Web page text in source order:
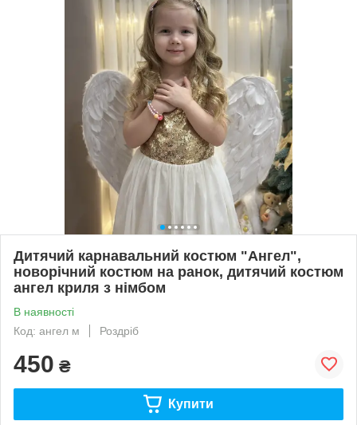
Дитячий карнавальний костюм "Ангел",
новорічний костюм на ранок, дитячий костюм
ангел криля з німбом
В наявності
Код: ангел м
Роздріб
450 ₴
Купити